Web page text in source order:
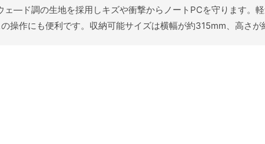
ェ―ド調の生地を採用しキズや衝撃からノートPCを守ります。
操作にも便利です。収納可能サイズは横幅が約315mm、高さ